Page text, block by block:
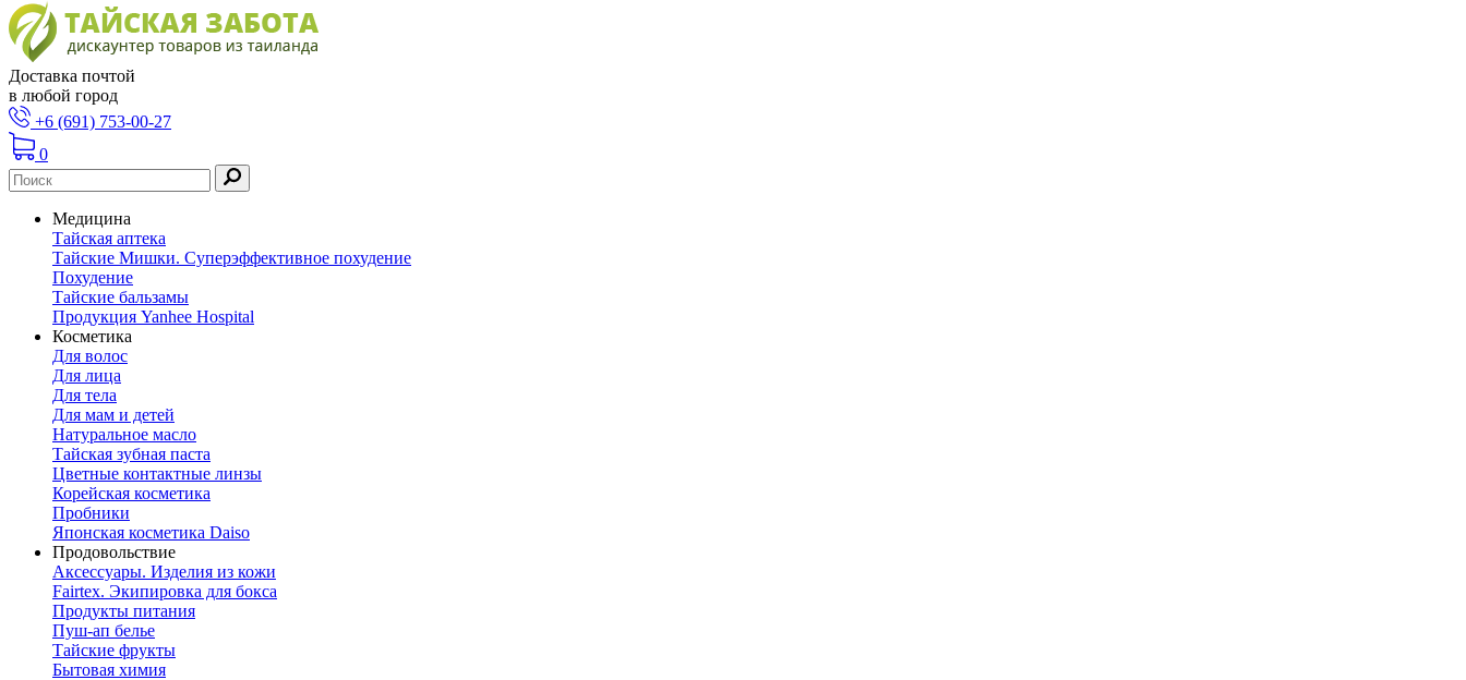
Доставка почтой
в любой город
+6 (691) 753-00-27
0
Медицина
Тайская аптека
Тайские Мишки. Суперэффективное похудение
Похудение
Тайские бальзамы
Продукция Yanhee Hospital
Косметика
Для волос
Для лица
Для тела
Для мам и детей
Натуральное масло
Тайская зубная паста
Цветные контактные линзы
Корейская косметика
Пробники
Японская косметика Daiso
Продовольствие
Аксессуары. Изделия из кожи
Fairtex. Экипировка для бокса
Продукты питания
Пуш-ап белье
Тайские фрукты
Бытовая химия